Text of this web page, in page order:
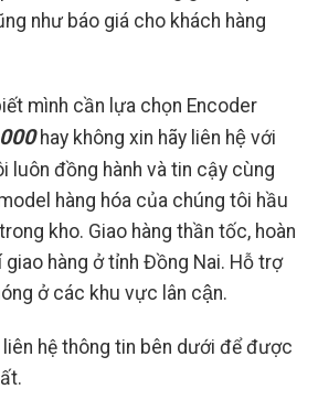
như báo giá cho khách hàng
mình cần lựa chọn Encoder
hay không xin hãy liên hệ với
luôn đồng hành và tin cậy cùng
hàng hóa của chúng tôi hầu
kho. Giao hàng thần tốc, hoàn
hàng ở tỉnh Đồng Nai. Hỗ trợ
ở các khu vực lân cận.
hệ thông tin bên dưới để được